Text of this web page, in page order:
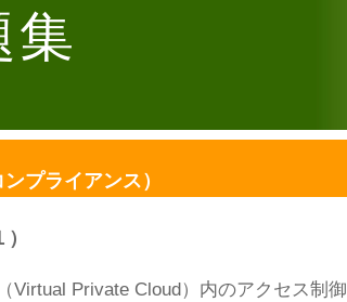
集
プライアンス）
Private Cloud）内のアクセス制御